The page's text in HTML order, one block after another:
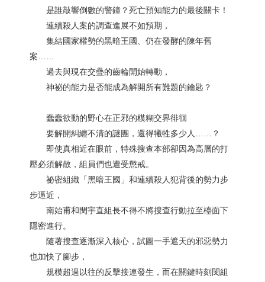
是誰敲響倒數的警鐘？死亡預知能力的最後關卡！
連續殺人案的調查進展不如預期，
集結國家權勢的黑暗王國、仍在發酵的陳年舊
案……
過去與現在交疊的齒輪開始轉動，
神祕的能力是否能成為解開所有難題的鑰匙？
蠢蠢欲動的野心在正邪的模糊交界徘徊
要解開糾纏不清的謎團，還得犧牲多少人……？
即使真相近在眼前，特殊搜查本部卻因為高層的打
壓必須解散，組員們也遭受懲戒。
祕密組織「黑暗王國」和連續殺人犯背後的勢力步
步逼近，
南始甫和閔宇直組長不得不將搜查行動拉至檯面下
隱密進行。
隨著搜查逐漸深入核心，試圖一手遮天的邪惡勢力
也加快了腳步，
規模超過以往的反擊接連發生，而在關鍵時刻閔組